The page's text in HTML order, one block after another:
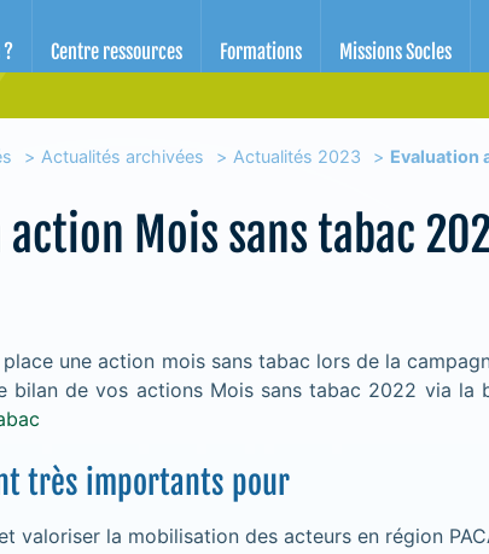
pour la santé des Alpes-Maritimes
? Centre ressources Formations Missions Socles
Actualités archivées Actualités 2023 Evaluation
Mois sans tabac
une action mois sans tabac lors de la
bilan de vos actions Mois sans tabac 2022 via la
très importants pour
valoriser la mobilisation des acteurs en région